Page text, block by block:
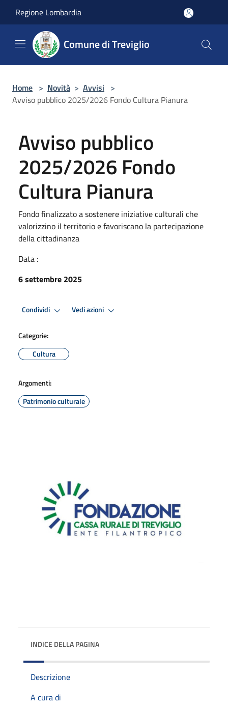
Regione Lombardia
Comune di Treviglio
Home > Novità > Avvisi >
Avviso pubblico 2025/2026 Fondo Cultura Pianura
Avviso pubblico
2025/2026 Fondo
Cultura Pianura
Fondo finalizzato a sostenere iniziative culturali che
valorizzino il territorio e favoriscano la partecipazione
della cittadinanza
Data :
6 settembre 2025
Condividi Vedi azioni
Categorie:
Cultura
Argomenti:
Patrimonio culturale
INDICE DELLA PAGINA
Descrizione
A cura di